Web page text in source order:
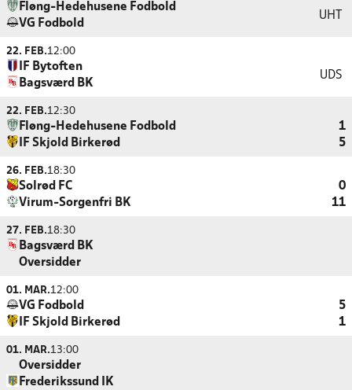
Fløng-Hedehusene Fodbold
VG Fodbold
UHT
22. FEB.12:00
IF Bytoften
Bagsværd BK
UDS
22. FEB.12:30
Fløng-Hedehusene Fodbold
1
IF Skjold Birkerød
5
26. FEB.18:30
Solrød FC
0
Virum-Sorgenfri BK
11
27. FEB.18:30
Bagsværd BK
Oversidder
01. MAR.12:00
VG Fodbold
5
IF Skjold Birkerød
1
01. MAR.13:00
Oversidder
Frederikssund IK